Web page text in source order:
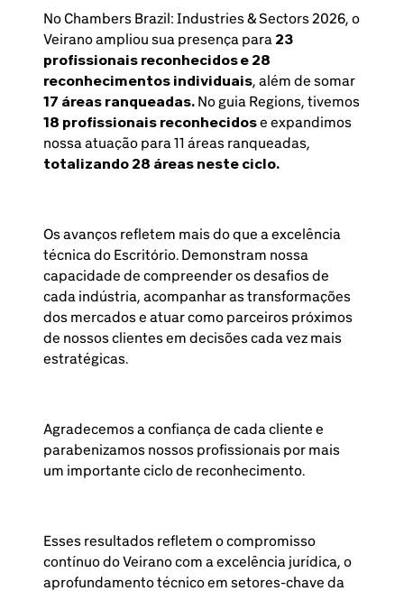
No Chambers Brazil: Industries & Sectors 2026, o
Veirano ampliou sua presença para 23
profissionais reconhecidos e 28
reconhecimentos individuais, além de somar
17 áreas ranqueadas. No guia Regions, tivemos
18 profissionais reconhecidose expandimos
nossa atuação para 11 áreas ranqueadas,
totalizando 28 áreas neste ciclo.
Os avanços refletem mais do que a excelência
técnica do Escritório. Demonstram nossa
capacidade de compreender os desafios de
cada indústria, acompanhar as transformações
dos mercados e atuar como parceiros próximos
de nossos clientes em decisões cada vez mais
estratégicas.
Agradecemos a confiança de cada cliente e
parabenizamos nossos profissionais por mais
um importante ciclo de reconhecimento.
Esses resultados refletem o compromisso
contínuo do Veirano com a excelência jurídica, o
aprofundamento técnico em setores-chave da